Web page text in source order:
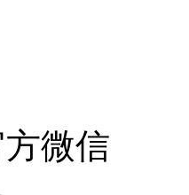
微信